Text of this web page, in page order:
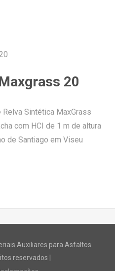
20
Sintética MaxGrass
com HCI de 1 m de altura
de Santiago em Viseu
Auxiliares para Asfaltos
reservados |